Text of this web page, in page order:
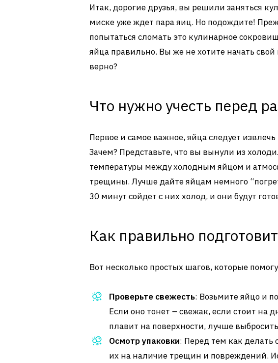
Итак, дорогие друзья, вы решили заняться
миске уже ждет пара яиц. Но подождите!
попытаться сломать это кулинарное
яйца правильно. Вы же не хотите начать
верно?
Что нужно учесть перед
Первое и самое важное, яйца следует
Зачем? Представьте, что вы вынули из
температуры между холодным яйцом и
трещины. Лучше дайте яйцам немного
30 минут сойдет с них холод, и они будут
Как правильно
Вот несколько простых шагов, которые
Проверьте свежесть: Возьмите яйцо и
Если оно тонет – свежак, если стоит на
плавит на поверхности, лучше
Осмотр упаковки: Перед тем как делать
их на наличие трещин и повреждений.